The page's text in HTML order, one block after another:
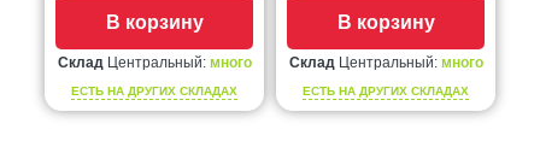
В корзину
СкладЦентральный: много
ЕСТЬ НА ДРУГИХ СКЛАДАХ
В корзину
СкладЦентральный: много
ЕСТЬ НА ДРУГИХ СКЛАДАХ